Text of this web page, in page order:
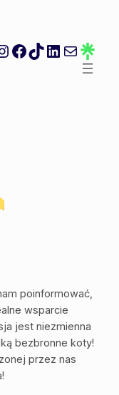
Facebook
TikTok
LinkedIn
MailLink
poinformować,
wsparcie
jest niezmienna
bezbronne koty!
przez nas